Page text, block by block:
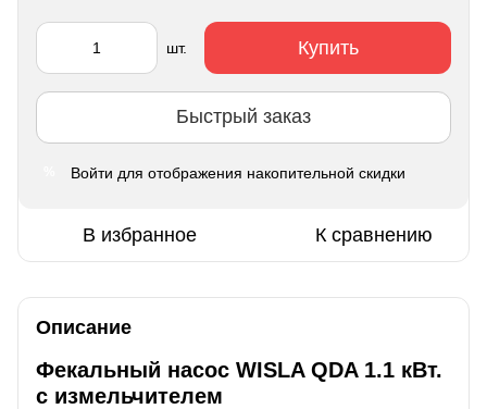
шт. Купить
Быстрый заказ
Войти для отображения накопительной скидки
В избранное К сравнению
Описание
Фекальный насос WISLA QDA 1.1 кВт.
с измельчителем